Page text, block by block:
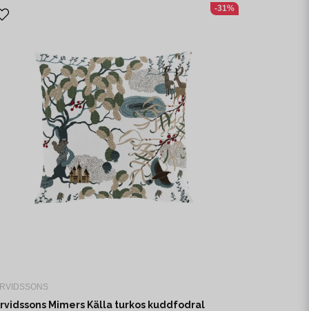
Mimers Källa turkos kuddfodral
-31%